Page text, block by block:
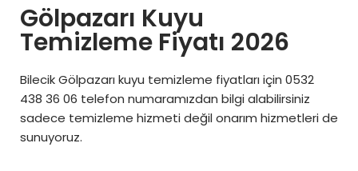
Gölpazarı Kuyu
Temizleme Fiyatı 2026
Bilecik Gölpazarı kuyu temizleme fiyatları için 0532
438 36 06 telefon numaramızdan bilgi alabilirsiniz
sadece temizleme hizmeti değil onarım hizmetleri de
sunuyoruz.